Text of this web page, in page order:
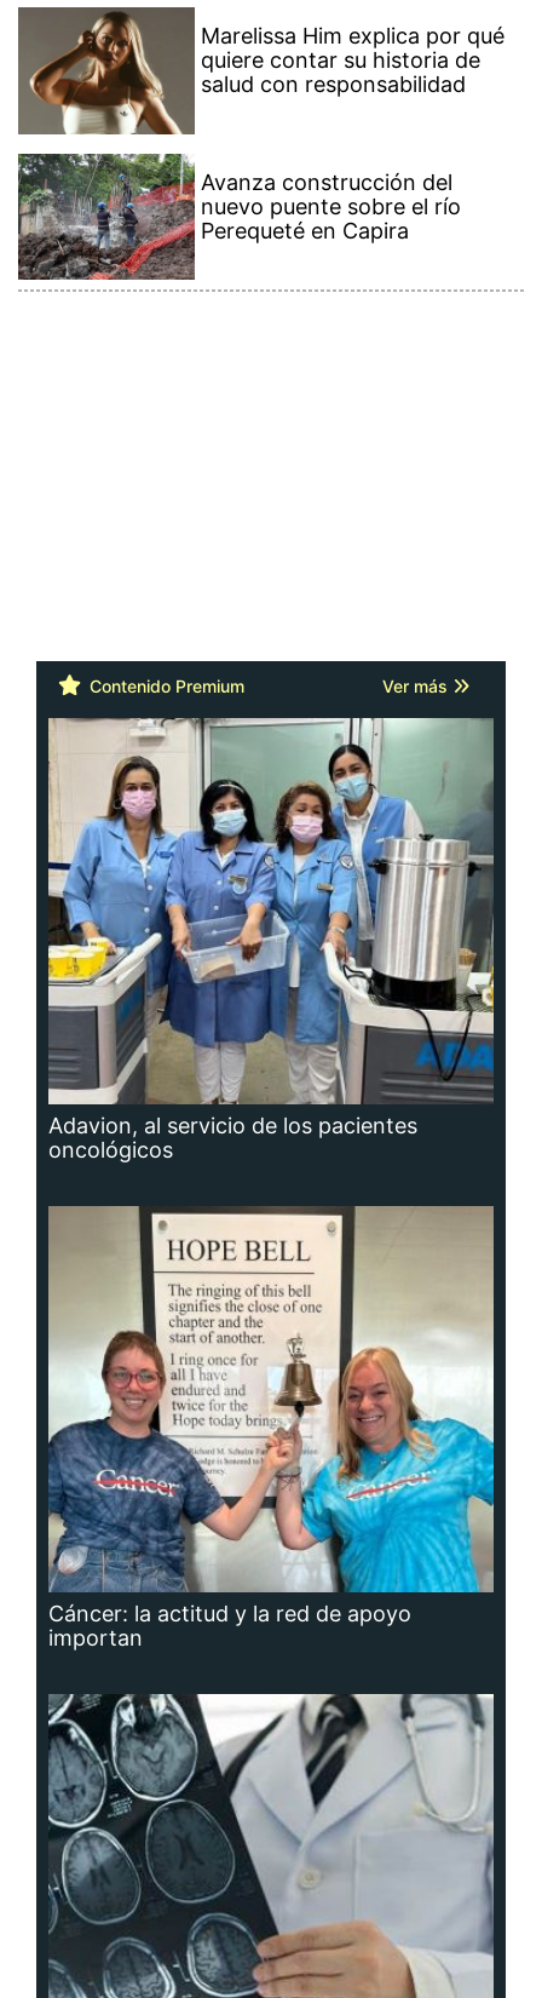
Marelissa Him explica por qué
quiere contar su historia de
salud con responsabilidad
Avanza construcción del
nuevo puente sobre el río
Perequeté en Capira
Contenido Premium Ver más
Adavion, al servicio de los pacientes
oncológicos
Cáncer: la actitud y la red de apoyo
importan